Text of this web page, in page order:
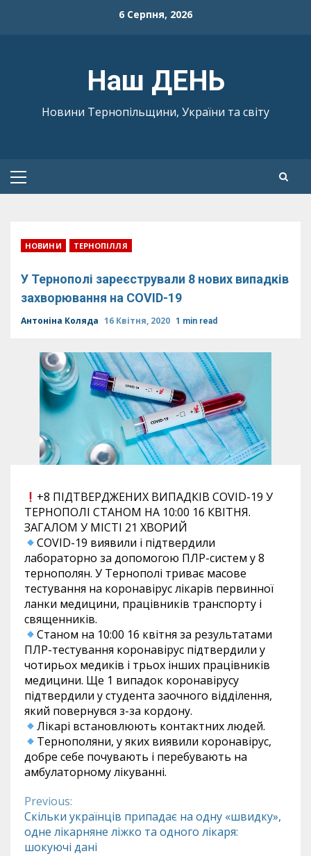
6 Серпня, 2026
Наш ДЕНЬ
Новини Тернопільщини, України та світу
Primary
НОВИНИ ТЕРНОПІЛЛЯ
У Тернополі зареєстрували 8 нових випадків
захворювання на COVID-19
Антоніна Коляда 16 Квітня, 2020 1 min read
+8 ПІДТВЕРДЖЕНИХ ВИПАДКІВ COVID-19 У
ТЕРНОПОЛІ СТАНОМ НА 10:00 16 КВІТНЯ.
ЗАГАЛОМ У МІСТІ 21 ХВОРИЙ
COVID-19 виявили і підтвердили
лабораторно за допомогою ПЛР-систем у 8
тернополян. У Тернополі триває масове
тестування на коронавірус лікарів первинної
ланки медицини, працівників транспорту і
священників.
Станом на 10:00 16 квітня за результатами
ПЛР-тестування коронавірус підтвердили у
чотирьох медиків і трьох інших працівників
медицини. Ще 1 випадок коронавірусу
підтвердили у студента заочного відділення,
який повернувся з-за кордону.
Лікарі встановлюють контактних людей.
Тернополяни, у яких виявили коронавірус,
добре себе почувають і перебувають на
амбулаторному лікуванні.
Continue
Reading
Previous:
Скільки українців припадає на одну «швидку»,
одне лікарняне ліжко та одного лікаря:
шокуючі дані